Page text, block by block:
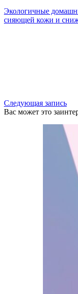
Экологичные
сияющей кожи и
Следующая запись
Вас может это